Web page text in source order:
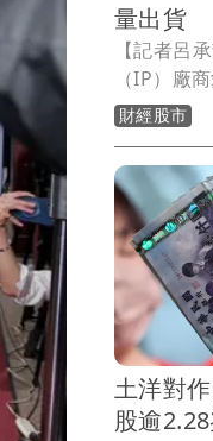
量出貨
【記者呂
（IP）廠
2026年第
記憶體需
量出貨，
78%，創
年增221%
元，每股
期因匯損
財經股市
土洋對
股逾